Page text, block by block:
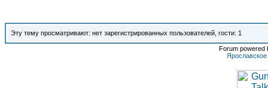
Эту тему просматривают: нет зарегистрированных пользователей, гости: 1
Forum powered